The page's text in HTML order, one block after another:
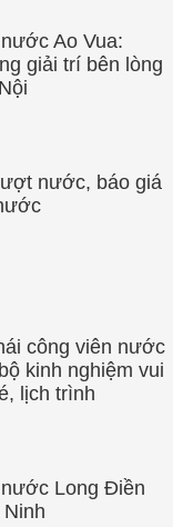
Ao Vua:
giải trí bên lòng
nước, báo giá
công viên nước
kinh nghiệm vui
lịch trình
Long Điền